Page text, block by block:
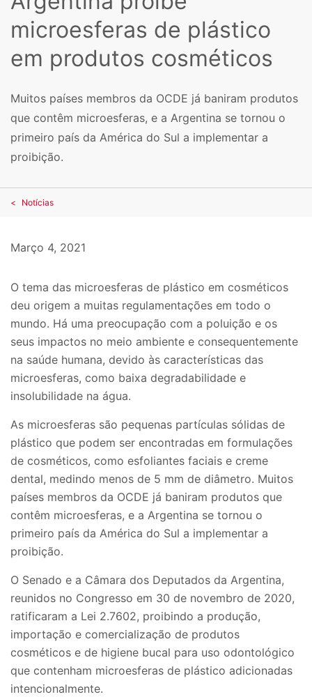
microesferas de plástico
em produtos cosméticos
Muitos países membros da OCDE já baniram produtos
que contêm microesferas, e a Argentina se tornou o
primeiro país da América do Sul a implementar a
proibição.
Notícias
Março 4, 2021
O tema das microesferas de plástico em cosméticos
deu origem a muitas regulamentações em todo o
mundo. Há uma preocupação com a poluição e os
seus impactos no meio ambiente e consequentemente
na saúde humana, devido às características das
microesferas, como baixa degradabilidade e
insolubilidade na água.
As microesferas são pequenas partículas sólidas de
plástico que podem ser encontradas em formulações
de cosméticos, como esfoliantes faciais e creme
dental, medindo menos de 5 mm de diâmetro. Muitos
países membros da OCDE já baniram produtos que
contêm microesferas, e a Argentina se tornou o
primeiro país da América do Sul a implementar a
proibição.
O Senado e a Câmara dos Deputados da Argentina,
reunidos no Congresso em 30 de novembro de 2020,
ratificaram a Lei 2.7602, proibindo a produção,
importação e comercialização de produtos
cosméticos e de higiene bucal para uso odontológico
que contenham microesferas de plástico adicionadas
intencionalmente.